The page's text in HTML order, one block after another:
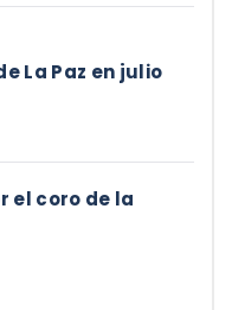
La Paz en julio
el coro de la